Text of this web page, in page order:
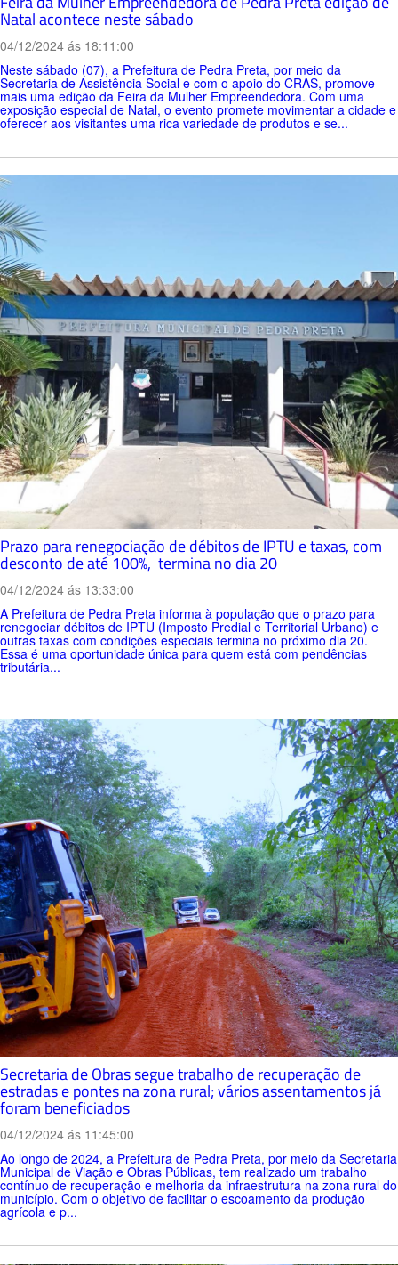
Natal acontece neste sábado
04/12/2024 ás 18:11:00
Neste sábado (07), a Prefeitura de Pedra Preta, por meio da
Secretaria de Assistência Social e com o apoio do CRAS, promove
mais uma edição da Feira da Mulher Empreendedora. Com uma
exposição especial de Natal, o evento promete movimentar a cidade e
oferecer aos visitantes uma rica variedade de produtos e se...
Prazo para renegociação de débitos de IPTU e taxas, com
desconto de até 100%, termina no dia 20
04/12/2024 ás 13:33:00
A Prefeitura de Pedra Preta informa à população que o prazo para
renegociar débitos de IPTU (Imposto Predial e Territorial Urbano) e
outras taxas com condições especiais termina no próximo dia 20.
Essa é uma oportunidade única para quem está com pendências
tributária...
Secretaria de Obras segue trabalho de recuperação de
estradas e pontes na zona rural; vários assentamentos já
foram beneficiados
04/12/2024 ás 11:45:00
Ao longo de 2024, a Prefeitura de Pedra Preta, por meio da Secretaria
Municipal de Viação e Obras Públicas, tem realizado um trabalho
contínuo de recuperação e melhoria da infraestrutura na zona rural do
município. Com o objetivo de facilitar o escoamento da produção
agrícola e p...